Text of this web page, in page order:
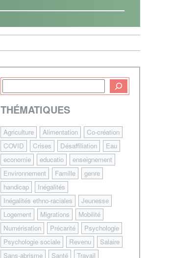
THÉMATIQUES
Agriculture Alimentation
Co-création
COVID
Crises Désaffiliation
Eau
economie
educatio
enseignement
Environnement
Famille
genre
handicap
Inégalités
Inégalités ethno-raciales
Jeunesse
Logement
Migrations
Mobilité
Numérisation
Précarité
Psychologie
Psychologie sociale
Revenu
Salaire
Sans-abrisme
Santé
Travail